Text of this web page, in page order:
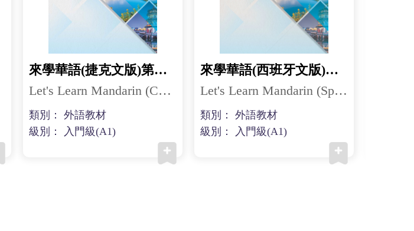
來學華語(捷克文版)第一冊
Let's Learn Mandarin (Czech) 1
類別： 外語教材
級別： 入門級(A1)
來學華語(西班牙文版)第一冊
Let's Learn Mandarin (Spanish) 1
類別： 外語教材
級別： 入門級(A1)